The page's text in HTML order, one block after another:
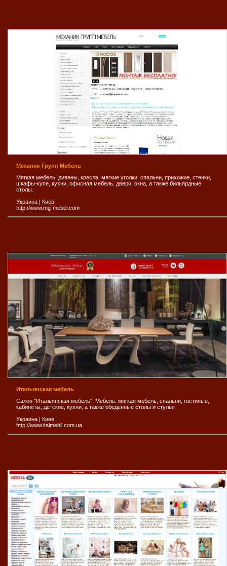
Механик Групп Мебель
Мягкая мебель, диваны, кресла, мягкие уголки, спальни, прихожие, стенки,
шкафы-купе, кухни, офисная мебель, двери, окна, а также бильярдные
столы.
Украина | Киев
http://www.mg-mebel.com
Итальянская мебель
Салон "Итальянская мебель". Мебель: мягкая мебель, спальни, гостиные,
кабинеты, детские, кухни, а также обеденные столы и стулья
Украина | Киев
http://www.italmebli.com.ua